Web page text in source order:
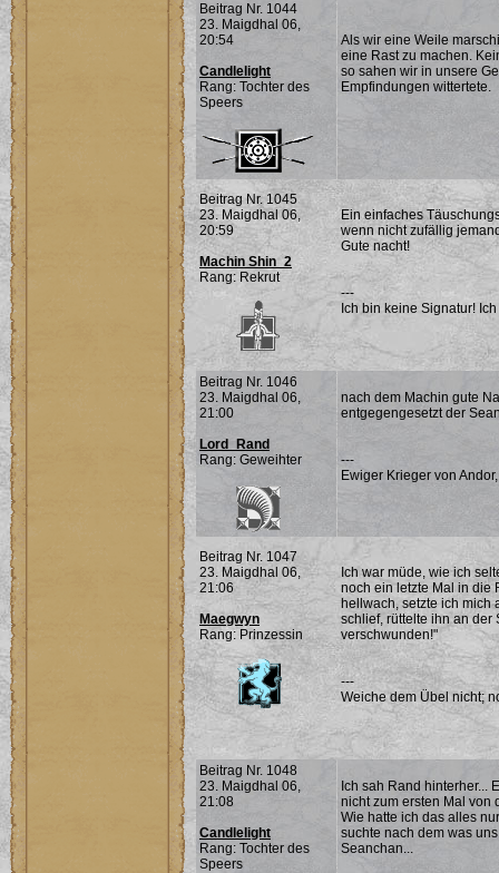
Beitrag Nr. 1044
23. Maigdhal 06,
20:54
Candlelight
Rang: Tochter des
Speers
Als wir eine Weile
eine Rast zu machen.
so sahen wir in unsere
Empfindungen wittertete.
Beitrag Nr. 1045
23. Maigdhal 06,
20:59
Machin Shin_2
Rang: Rekrut
Ein einfaches
wenn nicht zufällig
Gute nacht!
---
Ich bin keine Signatur!
Beitrag Nr. 1046
23. Maigdhal 06,
21:00
Lord_Rand
Rang: Geweihter
nach dem Machin gute
entgegengesetzt der
---
Ewiger Krieger von
Beitrag Nr. 1047
23. Maigdhal 06,
21:06
Maegwyn
Rang: Prinzessin
Ich war müde, wie ich
noch ein letzte Mal in die
hellwach, setzte ich mich
schlief, rüttelte ihn an der
verschwunden!"
---
Weiche dem Übel nicht;
Beitrag Nr. 1048
23. Maigdhal 06,
21:08
Candlelight
Rang: Tochter des
Speers
Ich sah Rand hinterher...
nicht zum ersten Mal von
Wie hatte ich das alles
suchte nach dem was
Seanchan...